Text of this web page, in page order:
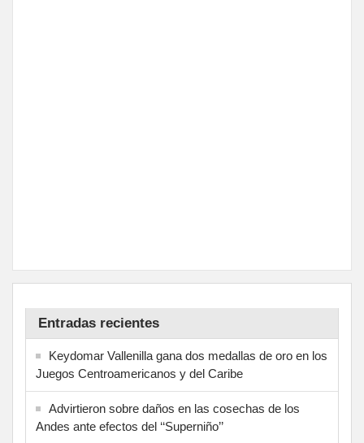
Entradas recientes
Keydomar Vallenilla gana dos medallas de oro en los
Juegos Centroamericanos y del Caribe
Advirtieron sobre daños en las cosechas de los
Andes ante efectos del ‘‘Superniño’’